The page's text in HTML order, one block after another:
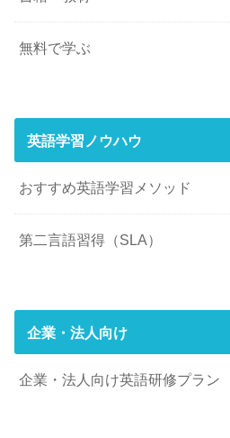
無料で学ぶ
英語学習ノウハウ
おすすめ英語学習メソッド
第二言語習得（SLA）
企業・法人向け
企業・法人向け英語研修プラン